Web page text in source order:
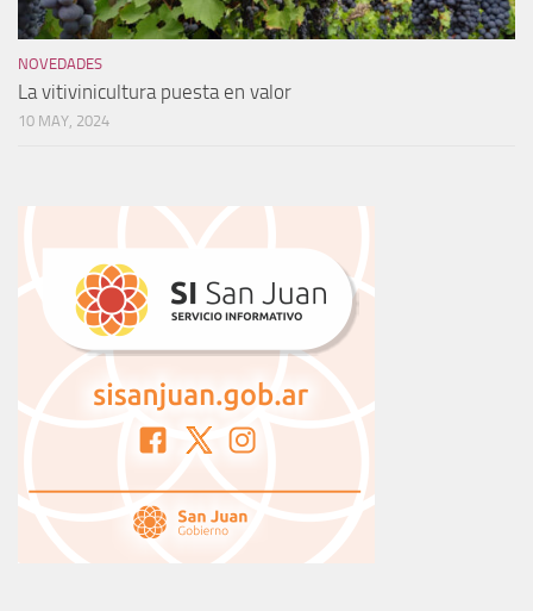
NOVEDADES
La vitivinicultura puesta en valor
10 MAY, 2024